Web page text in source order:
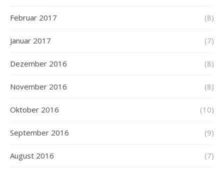
Februar 2017 (8)
Januar 2017 (7)
Dezember 2016 (8)
November 2016 (8)
Oktober 2016 (10)
September 2016 (9)
August 2016 (7)